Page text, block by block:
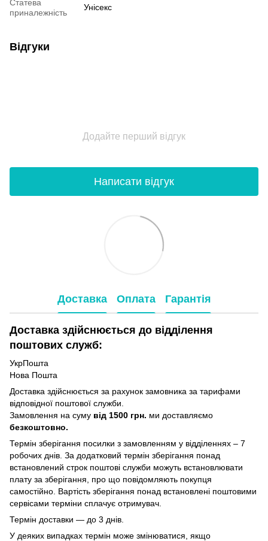
Статева
приналежність
Унісекс
Відгуки
Додайте перший відгук
Написати відгук
Доставка Оплата Гарантія
Доставка здійснюється до відділення
поштових служб:
УкрПошта
Нова Пошта
Доставка здійснюється за рахунок замовника за тарифами
відповідної поштової служби.
Замовлення на суму від 1500 грн. ми доставляємо
безкоштовно.
Термін зберігання посилки з замовленням у відділеннях – 7
робочих днів. За додатковий термін зберігання понад
встановлений строк поштові служби можуть встановлювати
плату за зберігання, про що повідомляють покупця
самостійно. Вартість зберігання понад вcтановлені поштовими
сервісами терміни сплачує отримувач.
Термін доставки — до 3 днів.
У деяких випадках термін може змінюватися, якщо